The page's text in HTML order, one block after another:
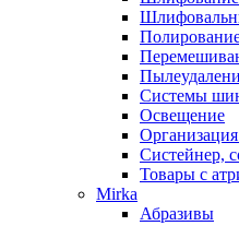
Системы
Освещение
Организация
Систейнер,
Товары с
Mirka
Абразивы